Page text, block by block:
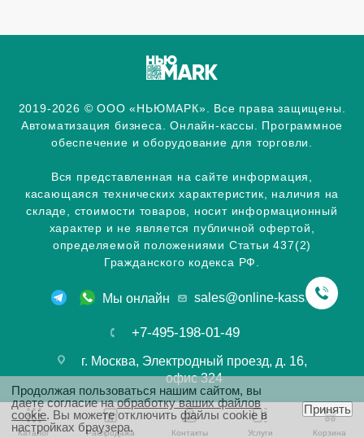
2019-2026 © ООО «НЬЮМАРК». Все права защищены.
Автоматизация бизнеса. Онлайн-кассы. Программное
обеспечение и оборудование для торговли.
Вся представленная на сайте информация,
касающаяся технических характеристик, наличия на
складе, стоимости товаров, носит информационный
характер и не является публичной офертой,
определяемой положениями Статьи 437(2)
Гражданского кодекса РФ.
Мы онлайн sales@online-kassa.info
+7-495-198-01-49
г. Москва, Электродный проезд, д. 16,
офис 324
Каталог Распродажа Контакты Услуги Корзина
Продолжая пользоваться нашим сайтом, вы
даете согласие наобработку ваших файлов
cookie. Вы можете отключить файлы cookie в
настройках браузера.
Принять